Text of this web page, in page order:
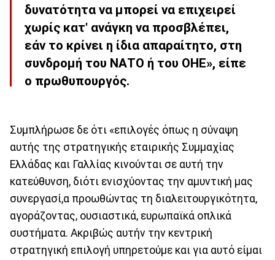
δυνατότητα να μπορεί να επιχειρεί
χωρίς κατ' ανάγκη να προσβλέπει,
εάν το κρίνει η ίδια απαραίτητο, στη
συνδρομή του ΝΑΤΟ ή του ΟΗΕ», είπε
ο πρωθυπουργός.
Συμπλήρωσε δε ότι «επιλογές όπως η σύναψη
αυτής της στρατηγικής εταιρικής Συμμαχίας
Ελλάδας και Γαλλίας κινούνται σε αυτή την
κατεύθυνση, διότι ενισχύοντας την αμυντική μας
συνεργασί,α προωθώντας τη διαλειτουργικότητα,
αγοράζοντας, ουσιαστικά, ευρωπαϊκά οπλικά
συστήματα. Ακριβώς αυτήν την κεντρική
στρατηγική επιλογή υπηρετούμε και για αυτό είμαι